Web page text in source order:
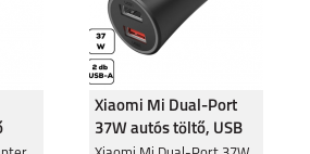
Xiaomi Mi Dual-Port
37W autós töltő, USB